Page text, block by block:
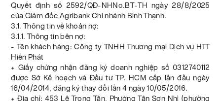
Quyết định số 2592/QĐ-NHNo.BT-TH ngày 28/8/2025
của Giám đốc Agribank Chi nhánh Bình Thạnh.
3.1. Thông tin về khoản nợ:
3.1.1. Thông tin bên nợ:
- Tên khách hàng: Công ty TNHH Thương mại Dịch vụ HTT
Hiền Phát
+ Giấy chứng nhận đăng ký doanh nghiệp số 0312740112
được Sở Kế hoạch và Đầu tư TP. HCM cấp lần đầu ngày
16/04/2014, đăng ký thay đổi lần 4 ngày 10/05/2016.
+ Địa chỉ: 453 Lê Trọng Tấn, Phường Tân Sơn Nhì (phường